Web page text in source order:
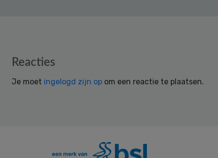
Reader
Reacties
Je moet ingelogd zijn op om een reactie te plaatsen.